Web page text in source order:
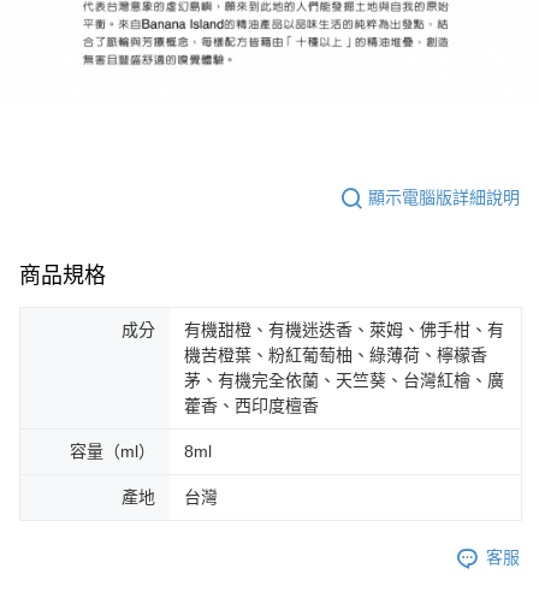
顯示電腦版詳細說明
商品規格
成分
有機甜橙、有機迷迭香、萊姆、佛手柑、有
機苦橙葉、粉紅葡萄柚、綠薄荷、檸檬香
茅、有機完全依蘭、天竺葵、台灣紅檜、廣
藿香、西印度檀香
容量（ml） 8ml
產地 台灣
客服